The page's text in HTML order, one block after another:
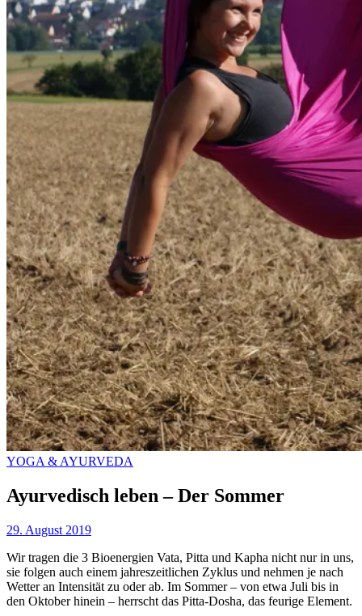
YOGA & AYURVEDA
Ayurvedisch leben – Der Sommer
29. August 2019
Wir tragen die 3 Bioenergien Vata, Pitta und Kapha nicht nur in uns,
sie folgen auch einem jahreszeitlichen Zyklus und nehmen je nach
Wetter an Intensität zu oder ab. Im Sommer – von etwa Juli bis in
den Oktober hinein – herrscht das Pitta-Dosha, das feurige Element.